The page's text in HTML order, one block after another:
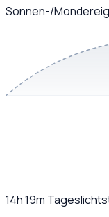
Sonnen-/
14h 19m